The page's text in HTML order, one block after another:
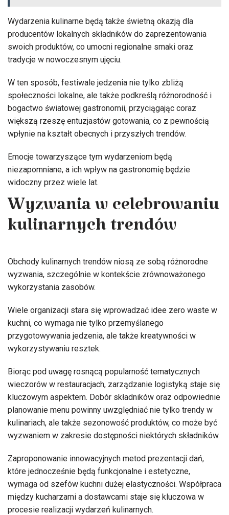
Wydarzenia kulinarne będą także świetną okazją dla
producentów lokalnych składników do zaprezentowania
swoich produktów, co umocni regionalne smaki oraz
tradycje w nowoczesnym ujęciu.
W ten sposób, festiwale jedzenia nie tylko zbliżą
społeczności lokalne, ale także podkreślą różnorodność i
bogactwo światowej gastronomii, przyciągając coraz
większą rzeszę entuzjastów gotowania, co z pewnością
wpłynie na kształt obecnych i przyszłych trendów.
Emocje towarzyszące tym wydarzeniom będą
niezapomniane, a ich wpływ na gastronomię będzie
widoczny przez wiele lat.
Wyzwania w celebrowaniu
kulinarnych trendów
Obchody kulinarnych trendów niosą ze sobą różnorodne
wyzwania, szczególnie w kontekście zrównoważonego
wykorzystania zasobów.
Wiele organizacji stara się wprowadzać idee zero waste w
kuchni, co wymaga nie tylko przemyślanego
przygotowywania jedzenia, ale także kreatywności w
wykorzystywaniu resztek.
Biorąc pod uwagę rosnącą popularność tematycznych
wieczorów w restauracjach, zarządzanie logistyką staje się
kluczowym aspektem. Dobór składników oraz odpowiednie
planowanie menu powinny uwzględniać nie tylko trendy w
kulinariach, ale także sezonowość produktów, co może być
wyzwaniem w zakresie dostępności niektórych składników.
Zaproponowanie innowacyjnych metod prezentacji dań,
które jednocześnie będą funkcjonalne i estetyczne,
wymaga od szefów kuchni dużej elastyczności. Współpraca
między kucharzami a dostawcami staje się kluczowa w
procesie realizacji wydarzeń kulinarnych.